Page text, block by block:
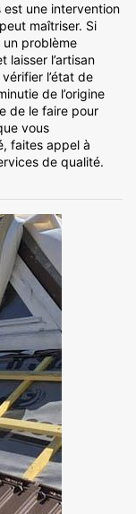
est une intervention
maîtriser. Si
problème
laisser l’artisan
l’état de
de l’origine
de le faire pour
vous
faites appel à
de qualité.